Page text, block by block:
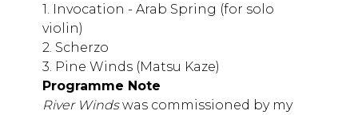
1. Invocation - Arab Spring (for solo
violin)
2. Scherzo
3. Pine Winds (Matsu Kaze)
Programme Note
River Windswas commissioned by my